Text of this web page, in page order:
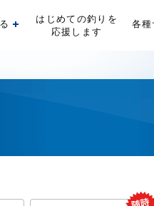
開く
はじめての釣りを
応援します
各種